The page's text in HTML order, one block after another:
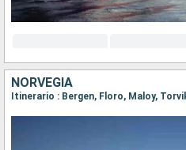
NORVEGIA